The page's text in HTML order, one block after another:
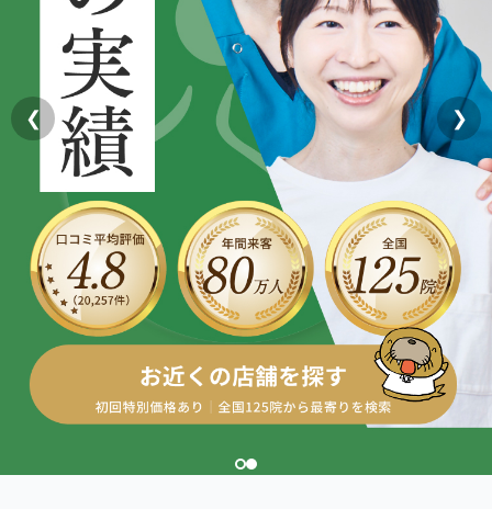
四十肩・五十肩
膝痛・関節痛
股関節の痛み
産後の不調・体型の崩れ
骨盤の傾き・歪み
坐骨神経痛
ぎっくり腰
寝違え
AREA エリアから探す
北海道
札幌エリア（13院）
東北
仙台エリア（4院）
関東
池袋エリア（3院）
新宿エリア（3院）
高田馬場エリア（2院）
ABOUT US 私たちについて
こころ整体院グループについて
初めての方へ
giversメソッドGIFT
研究・論文
医師・専門家からの推薦
メディア・実績
ご予約はこちら
OUR CONCEPT
とらわれないカラダを。
❮ ❯